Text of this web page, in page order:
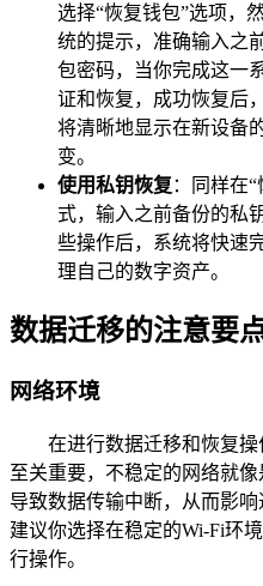
选择“恢复钱包”选项，
统的提示，准确输入之
包密码，当你完成这一
证和恢复，成功恢复后
将清晰地显示在新设备
变。
使用私钥恢复 ：同样在
式，输入之前备份的私
些操作后，系统将快速
理自己的数字资产。
数据迁移的注意要
网络环境
在进行数据迁移和恢复
至关重要，不稳定的网络就
导致数据传输中断，从而影响
建议你选择在稳定的Wi-Fi环
行操作。